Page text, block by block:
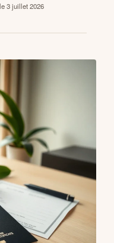
3 juillet 2026